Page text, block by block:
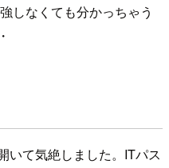
しなくても分かっちゃう
いて気絶しました。ITパス